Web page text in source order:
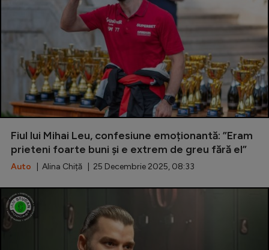
Champions League
Europa League
Conference League
CM 2026
Premier League
Serie A
Bundesliga
Campionate
Starurile fotbalului
Fiul lui Mihai Leu, confesiune emoționantă: ”Eram
prieteni foarte buni și e extrem de greu fără el”
Auto | Alina Chiță | 25 Decembrie 2025, 08:33